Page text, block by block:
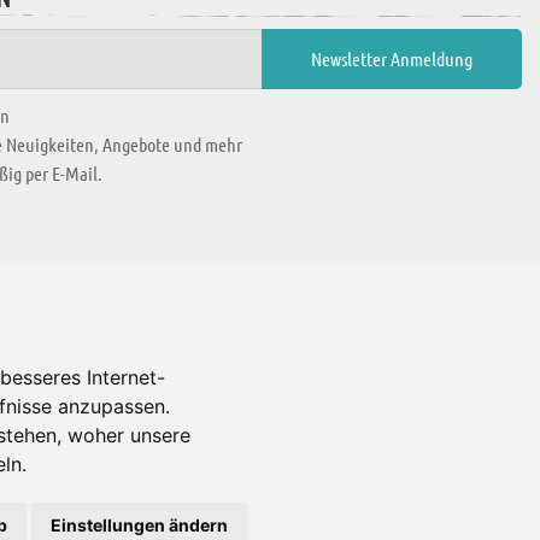
Internet-
anzupassen.
woher unsere
Einstellungen ändern
Angebote und mehr
per E-Mail.
Es gibt uns auch in